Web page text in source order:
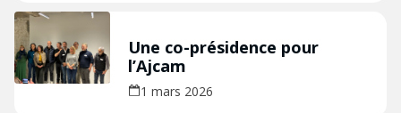
Une co-présidence pour
l’Ajcam
1 mars 2026